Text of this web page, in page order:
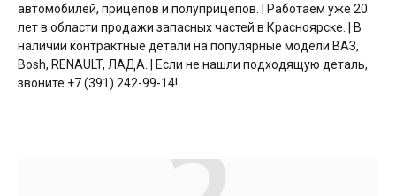
автомобилей, прицепов и полуприцепов. | Работаем уже 20
лет в области продажи запасных частей в Красноярске. | В
наличии контрактные детали на популярные модели ВАЗ,
Bosh, RENAULT, ЛАДА. | Если не нашли подходящую деталь,
звоните +7 (391) 242-99-14!